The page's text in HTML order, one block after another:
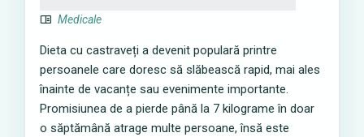
Medicale
Dieta cu castraveți a devenit populară printre
persoanele care doresc să slăbească rapid, mai ales
înainte de vacanțe sau evenimente importante.
Promisiunea de a pierde până la 7 kilograme în doar
o săptămână atrage multe persoane, însă este